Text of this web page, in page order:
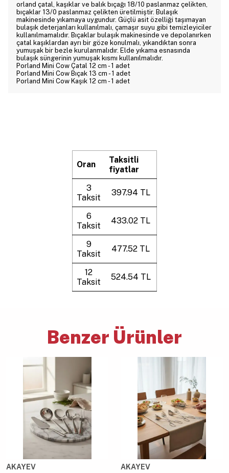
orland çatal, kaşıklar ve balık bıçağı 18/10 paslanmaz çelikten,
bıçaklar 13/0 paslanmaz çelikten üretilmiştir. Bulaşık
makinesinde yıkamaya uygundur. Güçlü asit özelliği taşımayan
bulaşık deterjanları kullanılmalı, çamaşır suyu gibi temizleyiciler
kullanılmamalıdır. Bıçaklar bulaşık makinesinde ve depolanırken
çatal kaşıklardan ayrı bir göze konulmalı, yıkandıktan sonra
yumuşak bir bezle kurulanmalıdır. Elde yıkama esnasında
bulaşık süngerinin yumuşak kısmı kullanılmalıdır.
Porland Mini Cow Çatal 12 cm - 1 adet
Porland Mini Cow Bıçak 13 cm - 1 adet
Porland Mini Cow Kaşık 12 cm - 1 adet
Oran
Taksitli
fiyatlar
3
Taksit
397.94 TL
6
Taksit
433.02 TL
9
Taksit
477.52 TL
12
Taksit
524.54 TL
Benzer Ürünler
AKAYEV AKAYEV